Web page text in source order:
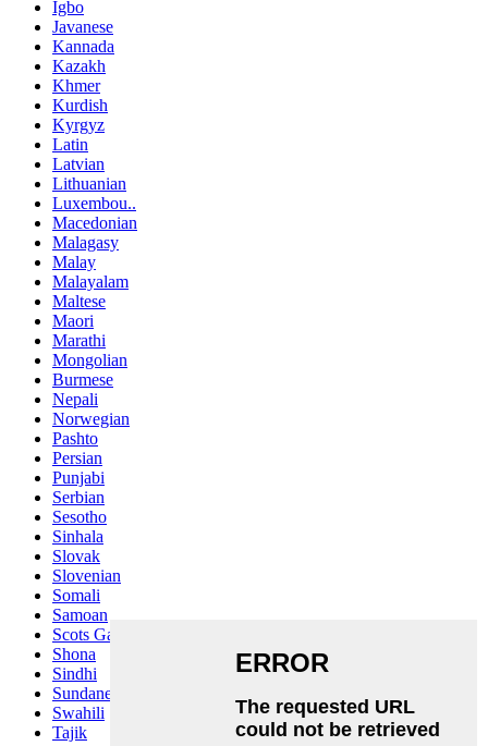
Igbo
Javanese
Kannada
Kazakh
Khmer
Kurdish
Kyrgyz
Latin
Latvian
Lithuanian
Luxembou..
Macedonian
Malagasy
Malay
Malayalam
Maltese
Maori
Marathi
Mongolian
Burmese
Nepali
Norwegian
Pashto
Persian
Punjabi
Serbian
Sesotho
Sinhala
Slovak
Slovenian
Somali
Samoan
Scots Gaelic
Shona
Sindhi
Sundanese
Swahili
Tajik